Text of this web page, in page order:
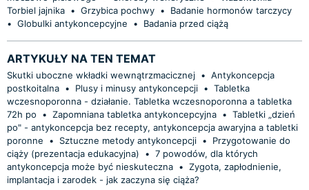
Torbiel jajnika • Grzybica pochwy •
Badanie hormonów tarczycy
• Globulki antykoncepcyjne • Badania przed ciążą
ARTYKUŁY NA TEN TEMAT
Skutki uboczne wkładki wewnątrzmacicznej • Antykoncepcja
postkoitalna • Plusy i minusy antykoncepcji • Tabletka
wczesnoporonna - działanie. Tabletka wczesnoporonna a tabletka
72h po
• Zapomniana tabletka antykoncepcyjna • Tabletki „dzień
po" - antykoncepcja bez recepty, antykoncepcja awaryjna a tabletki
poronne
• Sztuczne metody antykoncepcji •
Przygotowanie do
ciąży (prezentacja edukacyjna)
• 7 powodów, dla których
antykoncepcja może być nieskuteczna • Zygota, zapłodnienie,
implantacja i zarodek - jak zaczyna się ciąża?